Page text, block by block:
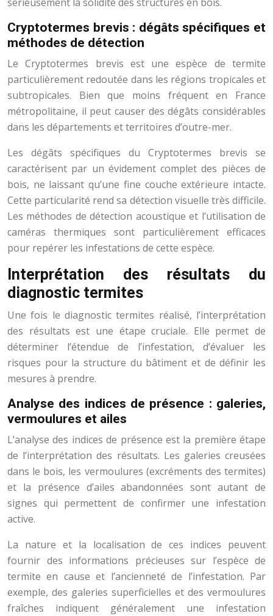
Cryptotermes brevis : dégâts spécifiques et
méthodes de détection
Le Cryptotermes brevis est une espèce de termite
particulièrement redoutée dans les régions tropicales et
subtropicales. Bien que moins fréquent en France
métropolitaine, il peut causer des dégâts considérables
dans les départements et territoires d’outre-mer.
Les dégâts spécifiques du Cryptotermes brevis se
caractérisent par un évidement complet des pièces de
bois, ne laissant qu’une fine couche extérieure intacte.
Cette particularité rend sa détection visuelle très difficile.
Les méthodes de détection acoustique et l’utilisation de
caméras thermiques sont particulièrement efficaces
pour repérer les infestations de cette espèce.
Interprétation des résultats du
diagnostic termites
Une fois le diagnostic termites réalisé, l’interprétation
des résultats est une étape cruciale. Elle permet de
déterminer l’étendue de l’infestation, d’évaluer les
risques pour la structure du bâtiment et de définir les
mesures à prendre.
Analyse des indices de présence : galeries,
vermoulures et ailes
L’analyse des indices de présence est la première étape
de l’interprétation des résultats. Les galeries creusées
dans le bois, les vermoulures (excréments des termites)
et la présence d’ailes abandonnées sont autant de
signes qui permettent de confirmer une infestation
active.
La nature et la localisation de ces indices peuvent
fournir des informations précieuses sur l’espèce de
termite en cause et l’ancienneté de l’infestation. Par
exemple, des galeries superficielles et des vermoulures
fraîches indiquent généralement une infestation